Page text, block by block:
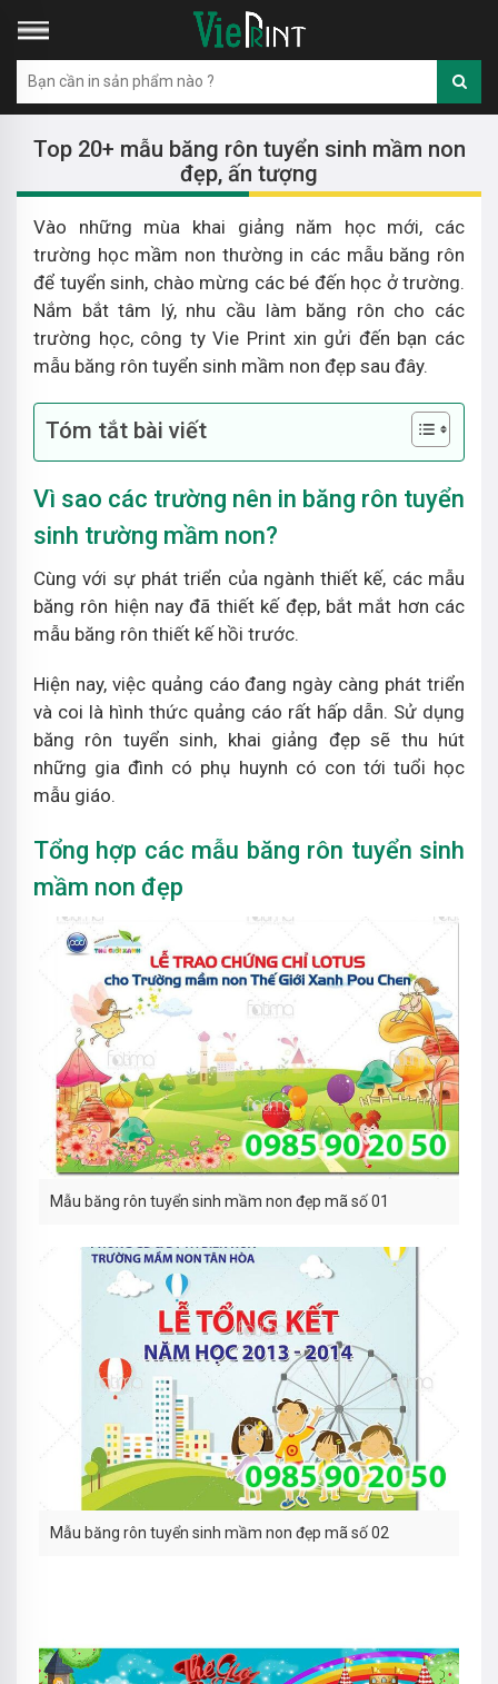
Top 20+ mẫu băng rôn tuyển sinh mầm non
đẹp, ấn tượng
Vào những mùa khai giảng năm học mới, các
trường học mầm non thường in các mẫu băng rôn
để tuyển sinh, chào mừng các bé đến học ở trường.
Nắm bắt tâm lý, nhu cầu làm băng rôn cho các
trường học, công ty Vie Print xin gửi đến bạn các
mẫu băng rôn tuyển sinh mầm non đẹp sau đây.
Tóm tắt bài viết
Vì sao các trường nên in băng rôn tuyển
sinh trường mầm non?
Cùng với sự phát triển của ngành thiết kế, các mẫu
băng rôn hiện nay đã thiết kế đẹp, bắt mắt hơn các
mẫu băng rôn thiết kế hồi trước.
Hiện nay, việc quảng cáo đang ngày càng phát triển
và coi là hình thức quảng cáo rất hấp dẫn. Sử dụng
băng rôn tuyển sinh, khai giảng đẹp sẽ thu hút
những gia đình có phụ huynh có con tới tuổi học
mẫu giáo.
Tổng hợp các mẫu băng rôn tuyển sinh
mầm non đẹp
Mẫu băng rôn tuyển sinh mầm non đẹp mã số 01
Mẫu băng rôn tuyển sinh mầm non đẹp mã số 02